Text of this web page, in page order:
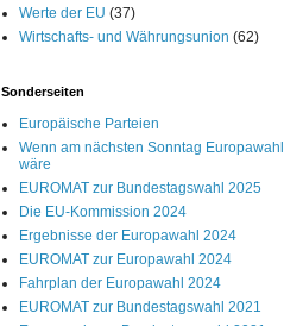
Werte der EU (37)
Wirtschafts- und Währungsunion (62)
Sonderseiten
Europäische Parteien
Wenn am nächsten Sonntag Europawahl
wäre
EUROMAT zur Bundestagswahl 2025
Die EU-Kommission 2024
Ergebnisse der Europawahl 2024
EUROMAT zur Europawahl 2024
Fahrplan der Europawahl 2024
EUROMAT zur Bundestagswahl 2021